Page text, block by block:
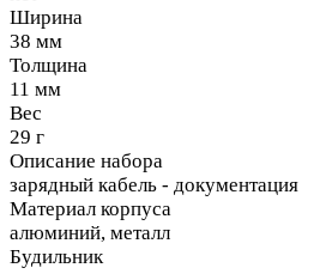
Ширина
38 мм
Толщина
11 мм
Вес
29 г
Описание набора
зарядный кабель - документация
Материал корпуса
алюминий, металл
Будильник